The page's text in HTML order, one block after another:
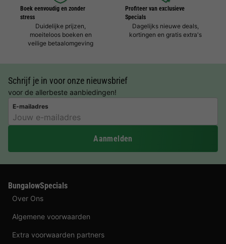
Boek eenvoudig en zonder
stress
Duidelijke prijzen,
moeiteloos boeken en
veilige betaalomgeving
Profiteer van exclusieve
Specials
Dagelijks nieuwe deals,
kortingen en gratis extra's
Schrijf je in voor onze nieuwsbrief
voor de allerbeste aanbiedingen!
E-mailadres
Aanmelden
BungalowSpecials
Over Ons
Algemene voorwaarden
Extra voorwaarden partners